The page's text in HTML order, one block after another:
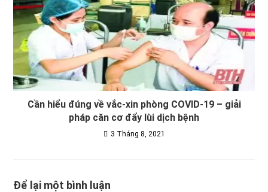
Cần hiểu đúng về vắc-xin phòng COVID-19 – giải
pháp căn cơ đẩy lùi dịch bệnh
3 Tháng 8, 2021
Để lại một bình luận